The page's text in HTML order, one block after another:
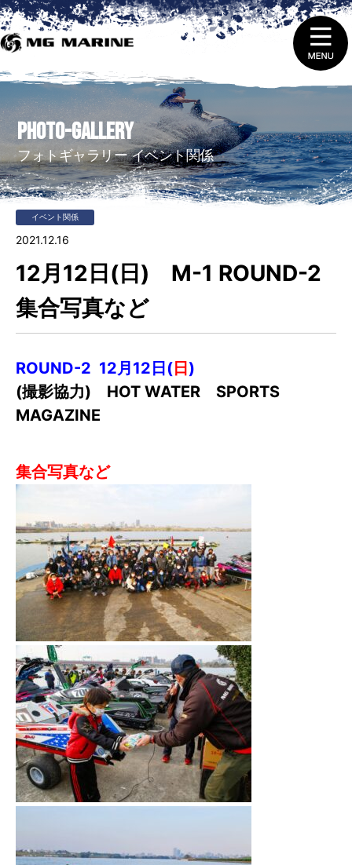
ニュース＆トピックス
2. 船舶免許取得 ・ 免許証の更新と失効
3.販売（新艇＆中古艇）
4.
5. 整備 ・ 修理を依頼する
6. 艇庫会員（マリーナ保管）に入会する
7.ゲレンデ会員（自宅保管）に入会する
8.ビジター（非会員）施設利用
⑪ チャーター
PHOTO-GALLERY
フォトギャラリー イベント関係
イベント関係
2021.12.16
12月12日(日) M-1 ROUND-2
集合写真など
ROUND-2 12月12日( 日 )
(撮影協力) HOT WATER SPORTS
MAGAZINE
集合写真など